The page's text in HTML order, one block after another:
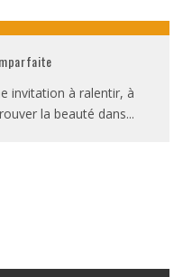
invitation à ralentir, à
la beauté dans...